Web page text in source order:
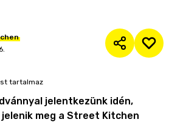
tartalmaz
jelentkezünk idén,
meg a Street Kitchen